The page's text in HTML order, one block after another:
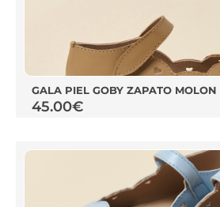
GALA PIEL GOBY ZAPATO MOLON
45.00€